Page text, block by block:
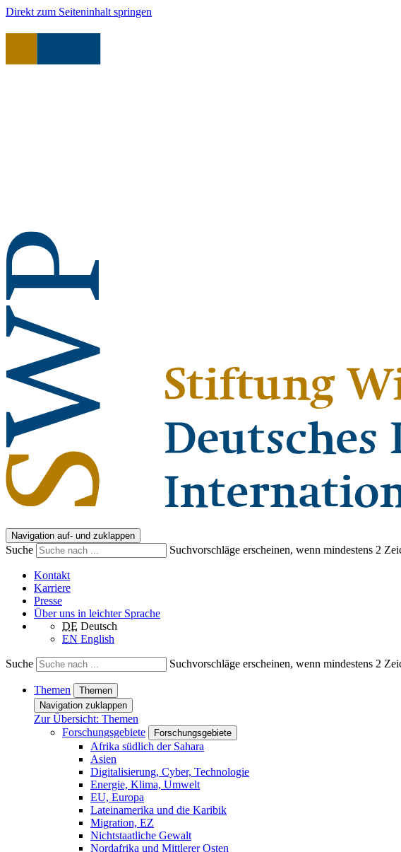
Direkt zum Seiteninhalt springen
Navigation auf- und zuklappen
Suche Suchvorschläge erscheinen, wenn mindestens 2
Kontakt
Karriere
Presse
Über uns in leichter Sprache
DE Deutsch
EN English
Suche Suchvorschläge erscheinen, wenn mindestens 2
Themen
Themen
Navigation zuklappen
Zur Übersicht: Themen
Forschungsgebiete
Forschungsgebiete
Afrika südlich der Sahara
Asien
Digitalisierung, Cyber, Technologie
Energie, Klima, Umwelt
EU, Europa
Lateinamerika und die Karibik
Migration, EZ
Nichtstaatliche Gewalt
Nordafrika und Mittlerer Osten